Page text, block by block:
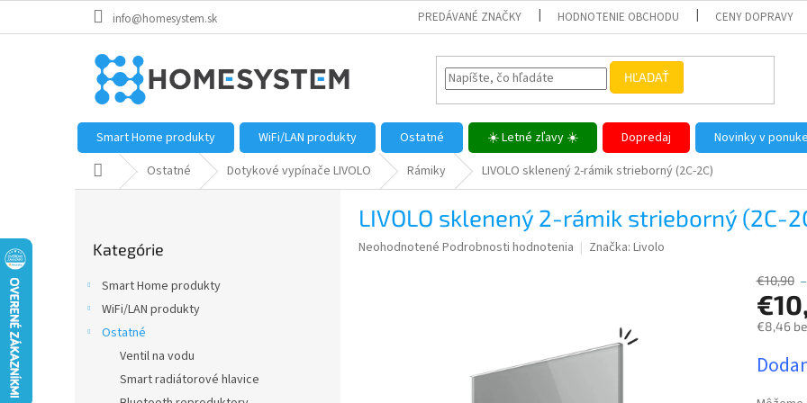
info@homesystem.sk PREDÁVANÉ ZNAČKY HODNOTENIE OBCHODU CENY DOPRAVY
HĽADAŤ
Smart Home produkty WiFi/LAN produkty Ostatné ☀️ Letné zľavy ☀️ Dopredaj Novinky v ponuke
Domov Ostatné Dotykové vypínače LIVOLO Rámiky LIVOLO sklenený 2-rámik strieborný (2C-2C)
kategórie
Kategórie
Smart Home produkty
WiFi/LAN produkty
Ostatné
Ventil na vodu
Smart radiátorové hlavice
LIVOLO sklenený 2-rámik strieborný (2C-
Priemerné
Neohodnotené Podrobnosti hodnotenia Značka: Livolo
€10,90
€8,46
cena: